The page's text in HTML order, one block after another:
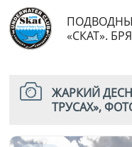
«СКАТ».
ЖАРКИЙ
ТРУСАХ»,